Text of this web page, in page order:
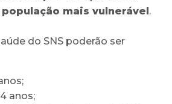
mais vulnerável.
do SNS poderão ser
anos;